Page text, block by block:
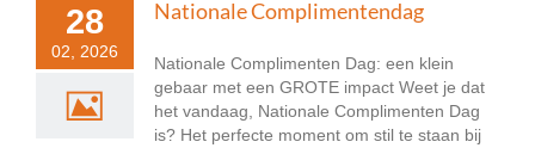
28
02, 2026
Nationale Complimentendag
Nationale Complimenten Dag: een klein
gebaar met een GROTE impact Weet je dat
het vandaag, Nationale Complimenten Dag
is? Het perfecte moment om stil te staan bij